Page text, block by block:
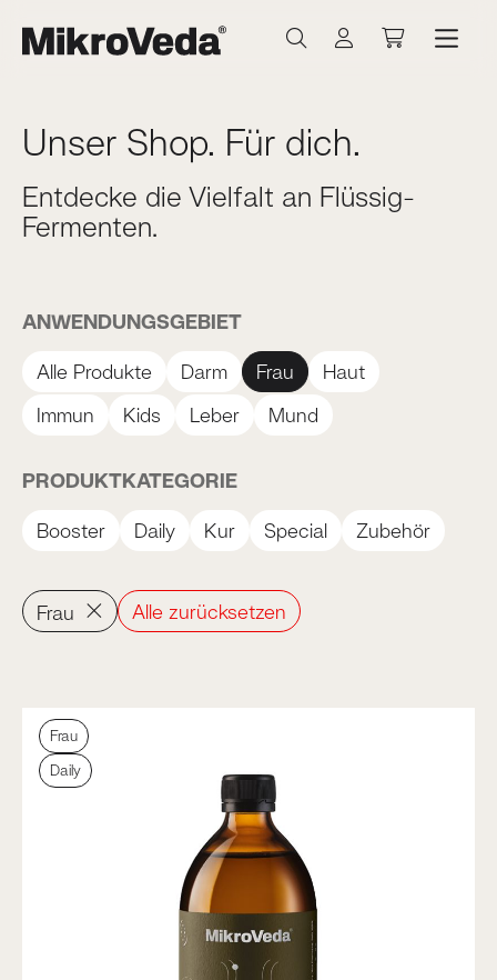
Zum Hauptinhalt springen
Unser Shop. Für dich.
Entdecke die Vielfalt an Flüssig-
Fermenten.
ANWENDUNGSGEBIET
Alle Produkte
Darm Frau
Haut
Immun
Kids Leber Mund
PRODUKTKATEGORIE
Booster
Daily Kur Special Zubehör
Frau × Alle zurücksetzen
Frau
Daily